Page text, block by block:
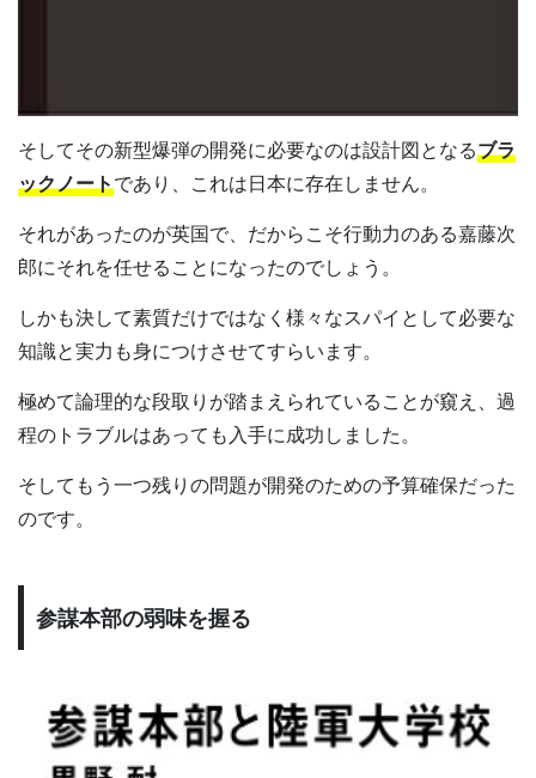
そしてその新型爆弾の開発に必要なのは設計図となるブラ
ックノートであり、これは日本に存在しません。
それがあったのが英国で、だからこそ行動力のある嘉藤次
郎にそれを任せることになったのでしょう。
しかも決して素質だけではなく様々なスパイとして必要な
知識と実力も身につけさせてすらいます。
極めて論理的な段取りが踏まえられていることが窺え、過
程のトラブルはあっても入手に成功しました。
そしてもう一つ残りの問題が開発のための予算確保だった
のです。
参謀本部の弱味を握る